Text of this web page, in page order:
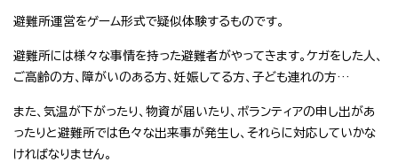
避難所運営をゲーム形式で疑似体験するものです。
避難所には様々な事情を持った避難者がやってきます。ケガをした人、
ご高齢の方、障がいのある方、妊娠してる方、子ども連れの方…
また、気温が下がったり、物資が届いたり、ボランティアの申し出があ
ったりと避難所では色々な出来事が発生し、それらに対応していかな
ければなりません。